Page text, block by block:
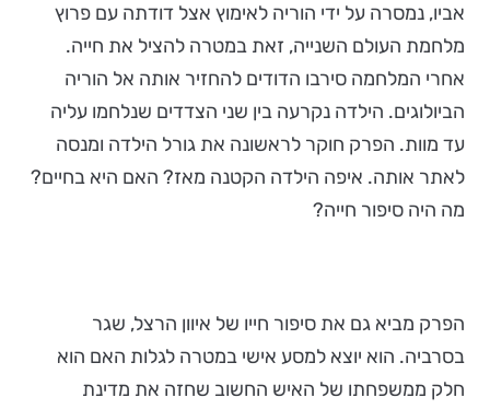
אביו, נמסרה על ידי הוריה לאימוץ אצל דודתה עם פרוץ
מלחמת העולם השנייה, זאת במטרה להציל את חייה.
אחרי המלחמה סירבו הדודים להחזיר אותה אל הוריה
הביולוגים. הילדה נקרעה בין שני הצדדים שנלחמו עליה
עד מוות. הפרק חוקר לראשונה את גורל הילדה ומנסה
לאתר אותה. איפה הילדה הקטנה מאז? האם היא בחיים?
מה היה סיפור חייה?
הפרק מביא גם את סיפור חייו של איוון הרצל, שגר
בסרביה. הוא יוצא למסע אישי במטרה לגלות האם הוא
חלק ממשפחתו של האיש החשוב שחזה את מדינת